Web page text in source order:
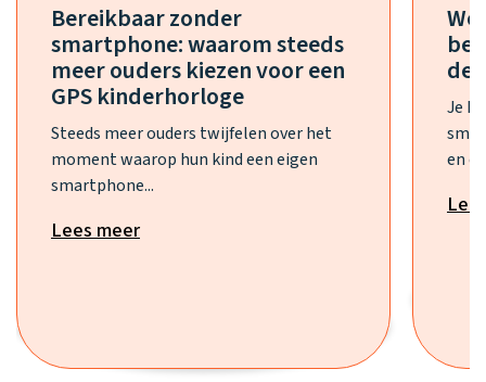
Bereikbaar zonder
smartphone: waarom steeds
meer ouders kiezen voor een
GPS kinderhorloge
Steeds meer ouders twijfelen over het
moment waarop hun kind een eigen
smartphone...
Lees meer
de
Je
en